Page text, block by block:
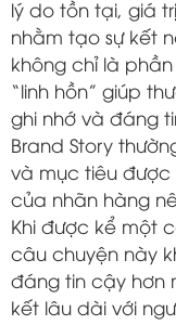
lý do tồn tại, giá
nhằm tạo sự kết
không chỉ là
“linh hồn” giúp
ghi nhớ và đáng
Brand Story
và mục tiêu được
của nhãn hàng
Khi được kể một
câu chuyện này
đáng tin cậy hơn
kết lâu dài với